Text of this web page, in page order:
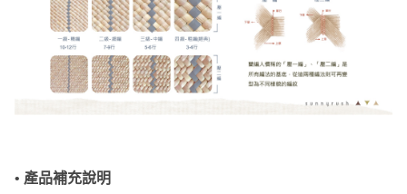
• 產品補充說明